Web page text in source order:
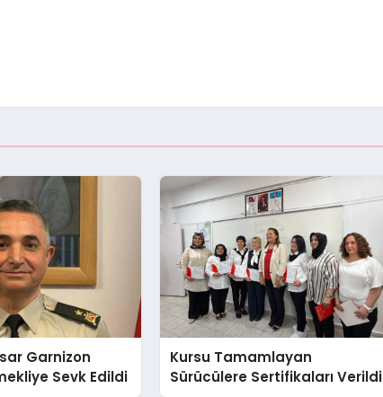
Garnizon
Sevk Edildi
Kursu Tamamlayan
Sürücülere Sertifikaları Verildi